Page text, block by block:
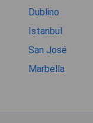
Dublino
Istanbul
San José
Marbella